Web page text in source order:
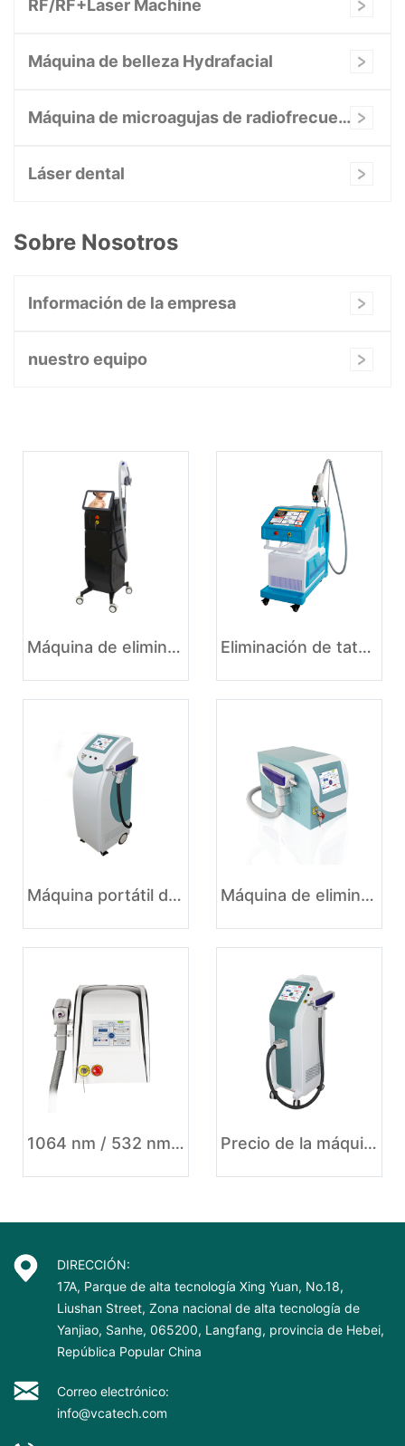
RF/RF+Laser Machine
Máquina de belleza Hydrafacial
Máquina de microagujas de radiofrecuencia
Láser dental
Sobre Nosotros
Información de la empresa
nuestro equipo
Máquina de eliminación de tatuajes aprobada por la FDA Eliminación de tatuajes con láser ND yag Máquina de depilación con hielo de platino y titanio
Máquina portátil de eliminación de tatuajes con láser ND YAG Máquina de eliminación de tatuajes con láser ND YAG para todos los colores
1064 nm / 532 nm Eliminación de tatuaje láser Nd YAG conmutada Q Precio de la máquina de eliminación de tatuajes con láser ND YAG
DIRECCIÓN:
17A, Parque de alta tecnología Xing Yuan, No.18,
Liushan Street, Zona nacional de alta tecnología de
Yanjiao, Sanhe, 065200, Langfang, provincia de Hebei,
República Popular China
Correo electrónico:
info@vcatech.com